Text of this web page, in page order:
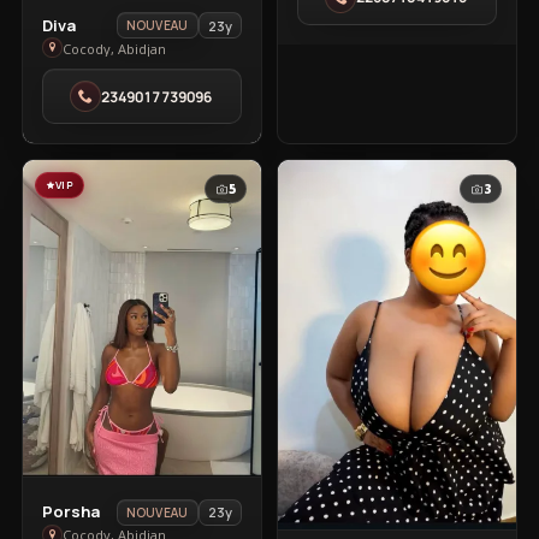
View
Diva
in
Cocody
Diva NOUVEAU
23y
Cocody, Abidjan
2349017739096
VIP 5
View
Porsha NOUVEAU
23y
Cocody, Abidjan
3